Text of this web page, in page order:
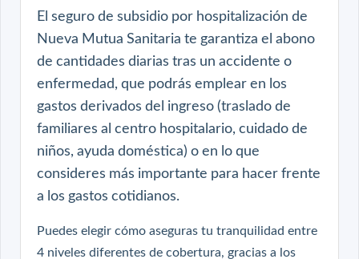
El seguro de subsidio por hospitalización de
Nueva Mutua Sanitaria te garantiza el abono
de cantidades diarias tras un accidente o
enfermedad, que podrás emplear en los
gastos derivados del ingreso (traslado de
familiares al centro hospitalario, cuidado de
niños, ayuda doméstica) o en lo que
consideres más importante para hacer frente
a los gastos cotidianos.
Puedes elegir cómo aseguras tu tranquilidad entre
4 niveles diferentes de cobertura, gracias a los